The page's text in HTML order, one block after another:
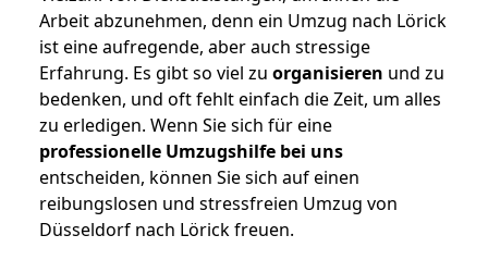
Arbeit abzunehmen, denn ein Umzug nach Lörick
ist eine aufregende, aber auch stressige
Erfahrung. Es gibt so viel zu organisieren und zu
bedenken, und oft fehlt einfach die Zeit, um alles
zu erledigen. Wenn Sie sich für eine
professionelle Umzugshilfe bei uns
entscheiden, können Sie sich auf einen
reibungslosen und stressfreien Umzug von
Düsseldorf nach Lörick freuen.